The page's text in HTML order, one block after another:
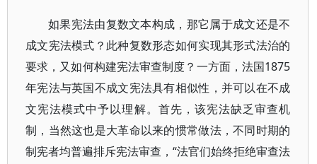
如果宪法由复数文本构成，那它属于成文还是不
成文宪法模式？此种复数形态如何实现其形式法治的
要求，又如何构建宪法审查制度？一方面，法国1875
年宪法与英国不成文宪法具有相似性，并可以在不成
文宪法模式中予以理解。首先，该宪法缺乏审查机
制，当然这也是大革命以来的惯常做法，不同时期的
制宪者均普遍排斥宪法审查，“法官们始终拒绝审查法